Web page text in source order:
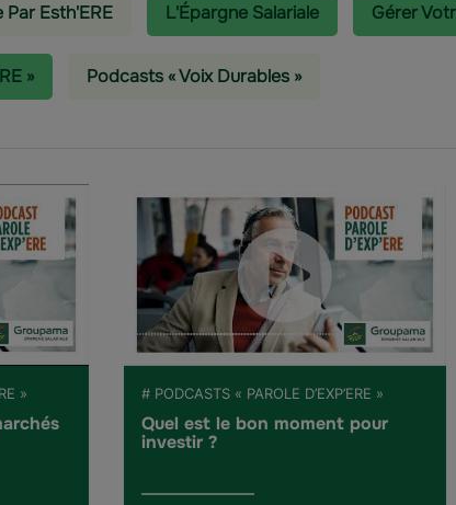
Par Esth'ERE L'épargne Salariale Gérer
» Podcasts « Voix Durables »
» # PODCASTS « PAROLE D’EXP’ERE »
Quel est le bon moment pour
investir ?